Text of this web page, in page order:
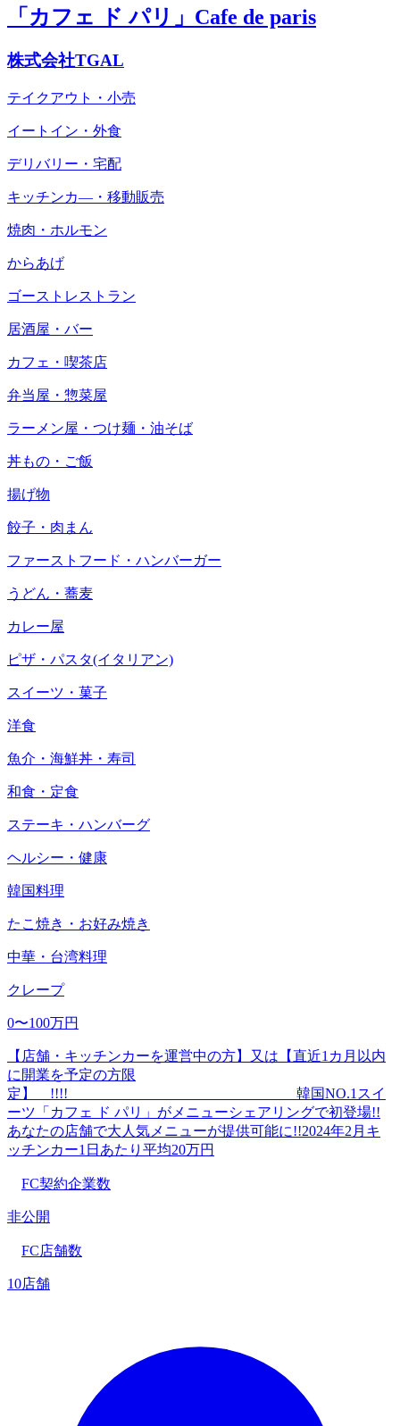
「カフェ ド パリ」Cafe de paris
株式会社TGAL
テイクアウト・小売
イートイン・外食
デリバリー・宅配
キッチンカ―・移動販売
焼肉・ホルモン
からあげ
ゴーストレストラン
居酒屋・バー
カフェ・喫茶店
弁当屋・惣菜屋
ラーメン屋・つけ麺・油そば
丼もの・ご飯
揚げ物
餃子・肉まん
ファーストフード・ハンバーガー
うどん・蕎麦
カレー屋
ピザ・パスタ(イタリアン)
スイーツ・菓子
洋食
魚介・海鮮丼・寿司
和食・定食
ステーキ・ハンバーグ
ヘルシー・健康
韓国料理
たこ焼き・お好み焼き
中華・台湾料理
クレープ
0〜100万円
【店舗・キッチンカーを運営中の方】又は【直近1カ月以内
に開業を予定の方限
定】 !!!! 韓国NO.1スイ
ーツ「カフェ ド パリ」がメニューシェアリングで初登場!!
あなたの店舗で大人気メニューが提供可能に!!2024年2月キ
ッチンカー1日あたり平均20万円
FC契約企業数
非公開
FC店舗数
10店舗